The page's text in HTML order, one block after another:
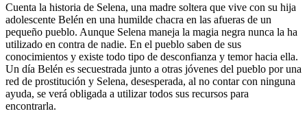
Cuenta la historia de Selena, una madre soltera que vive con su hija
adolescente Belén en una humilde chacra en las afueras de un
pequeño pueblo. Aunque Selena maneja la magia negra nunca la ha
utilizado en contra de nadie. En el pueblo saben de sus
conocimientos y existe todo tipo de desconfianza y temor hacia ella.
Un día Belén es secuestrada junto a otras jóvenes del pueblo por una
red de prostitución y Selena, desesperada, al no contar con ninguna
ayuda, se verá obligada a utilizar todos sus recursos para
encontrarla.